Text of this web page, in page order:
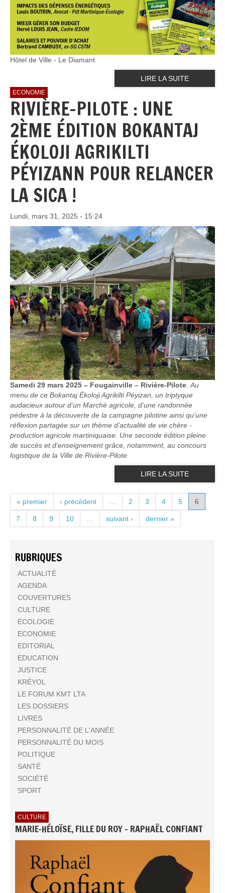
Hôtel de Ville - Le Diamant
LIRE LA SUITE
ECONOMIE
RIVIÈRE-PILOTE : UNE
2ÈME ÉDITION BOKANTAJ
ÉKOLOJI AGRIKILTI
PÉYIZANN POUR RELANCER
LA SICA !
Lundi, mars 31, 2025 - 15:24
Samedi 29 mars 2025 – Fougainville – Rivière-Pilote Au
menu de ce Bokantaj Ékoloji Agrikilti Péyizan, un triptyque
audacieux autour d’un Marché agricole, d’une randonnée
pédestre à la découverte de la campagne pilotine ainsi qu’une
réflexion partagée sur un thème d’actualité de vie chère -
production agricole martiniquaise. Une seconde édition pleine
de succès et d’enseignement grâce, notamment, au concours
logistique de la Ville de Rivière-Pilote.
LIRE LA SUITE
PAGES
« premier ‹ précédent 2 3 4 5 6
7 8 9 10 suivant › dernier »
RUBRIQUES
ACTUALITÉ
AGENDA
COUVERTURES
CULTURE
ECOLOGIE
ECONOMIE
EDITORIAL
EDUCATION
JUSTICE
KRÉYOL
LE FORUM KMT LTA
LES DOSSIERS
LIVRES
PERSONNALITÉ DE L'ANNÉE
PERSONNALITÉ DU MOIS
POLITIQUE
SANTÉ
SOCIÉTÉ
SPORT
CULTURE
MARIE-HÉLOÏSE, FILLE DU ROY - RAPHAËL CONFIANT